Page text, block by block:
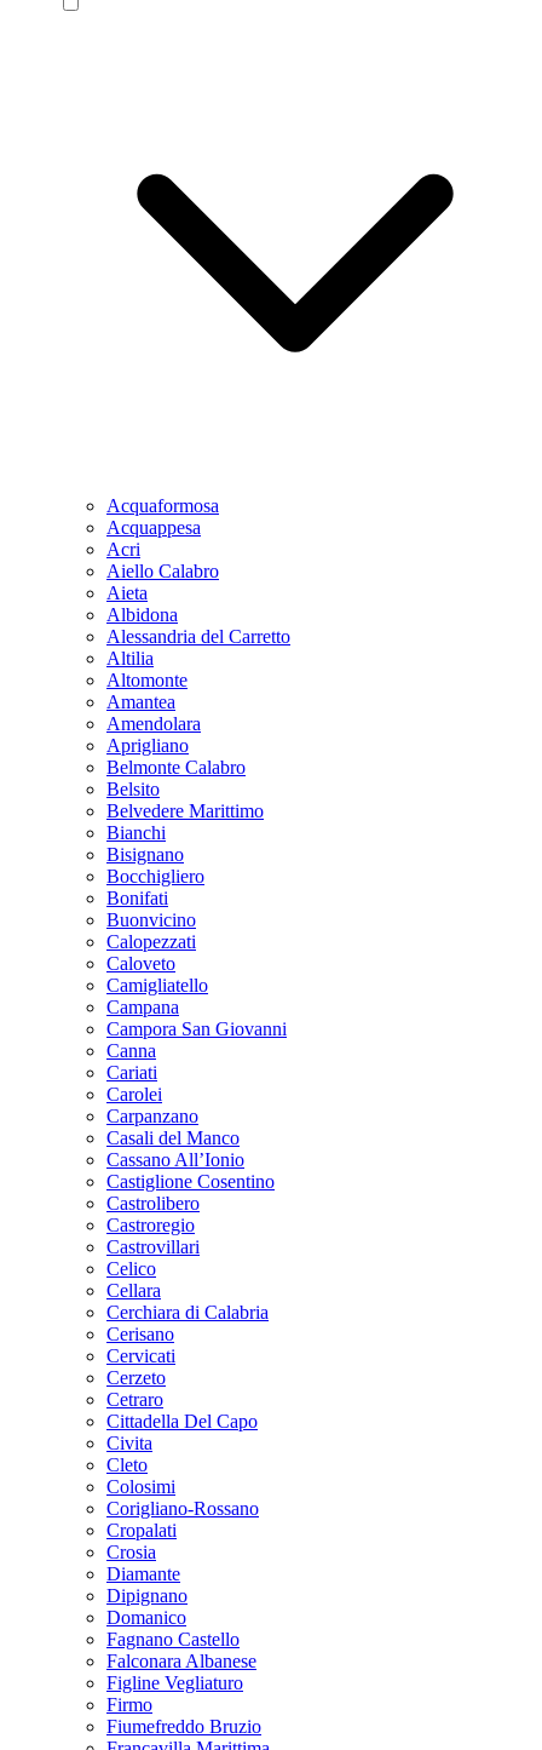
Acquaformosa
Acquappesa
Acri
Aiello Calabro
Aieta
Albidona
Alessandria del Carretto
Altilia
Altomonte
Amantea
Amendolara
Aprigliano
Belmonte Calabro
Belsito
Belvedere Marittimo
Bianchi
Bisignano
Bocchigliero
Bonifati
Buonvicino
Calopezzati
Caloveto
Camigliatello
Campana
Campora San Giovanni
Canna
Cariati
Carolei
Carpanzano
Casali del Manco
Cassano All’Ionio
Castiglione Cosentino
Castrolibero
Castroregio
Castrovillari
Celico
Cellara
Cerchiara di Calabria
Cerisano
Cervicati
Cerzeto
Cetraro
Cittadella Del Capo
Civita
Cleto
Colosimi
Corigliano-Rossano
Cropalati
Crosia
Diamante
Dipignano
Domanico
Fagnano Castello
Falconara Albanese
Figline Vegliaturo
Firmo
Fiumefreddo Bruzio